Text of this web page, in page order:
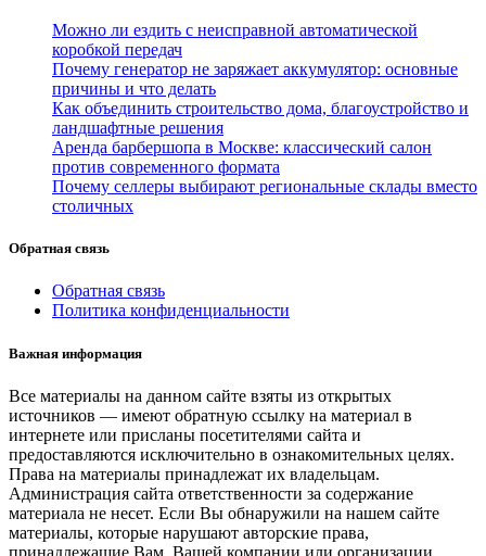
Можно ли ездить с неисправной автоматической
коробкой передач
Почему генератор не заряжает аккумулятор: основные
причины и что делать
Как объединить строительство дома, благоустройство и
ландшафтные решения
Аренда барбершопа в Москве: классический салон
против современного формата
Почему селлеры выбирают региональные склады вместо
столичных
Обратная связь
Обратная связь
Политика конфиденциальности
Важная информация
Все материалы на данном сайте взяты из открытых
источников — имеют обратную ссылку на материал в
интернете или присланы посетителями сайта и
предоставляются исключительно в ознакомительных целях.
Права на материалы принадлежат их владельцам.
Администрация сайта ответственности за содержание
материала не несет. Если Вы обнаружили на нашем сайте
материалы, которые нарушают авторские права,
принадлежащие Вам, Вашей компании или организации,